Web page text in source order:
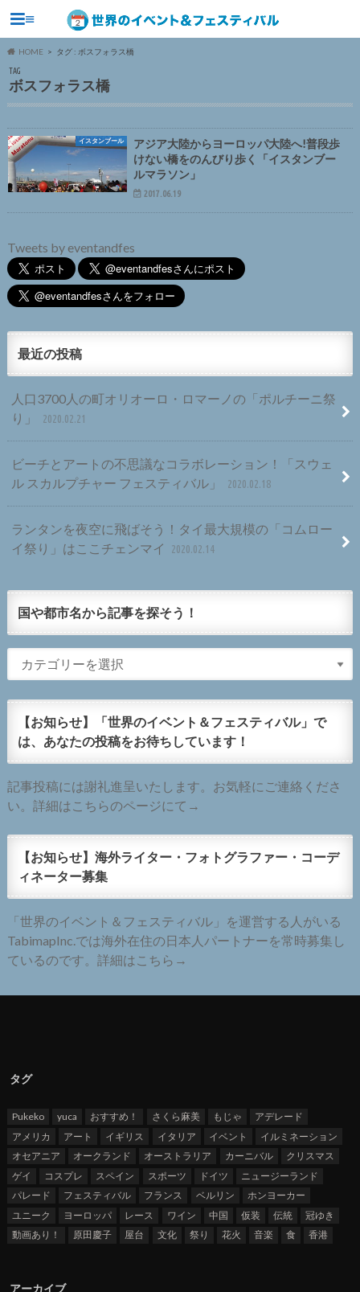
≡
HOME タグ : ボスフォラス橋
TAG
ボスフォラス橋
イスタンブール
アジア大陸からヨーロッパ大陸へ!普段歩
けない橋をのんびり歩く「イスタンブー
ルマラソン」
2017.06.19
Tweets by eventandfes
最近の投稿
人口3700人の町オリオーロ・ロマーノの「ポルチーニ祭
り」
2020.02.21
ビーチとアートの不思議なコラボレーション！「スウェ
ル スカルプチャー フェスティバル」
2020.02.18
ランタンを夜空に飛ばそう！タイ最大規模の「コムロー
イ祭り」はここチェンマイ
2020.02.14
国や都市名から記事を探そう！
【お知らせ】「世界のイベント＆フェスティバル」で
は、あなたの投稿をお待ちしています！
記事投稿には謝礼進呈いたします。お気軽にご連絡くださ
い。詳細はこちらのページにて→
【お知らせ】海外ライター・フォトグラファー・コーデ
ィネーター募集
「世界のイベント＆フェスティバル」を運営する人がいる
TabimapInc.では海外在住の日本人パートナーを常時募集し
ているのです。詳細はこちら→
タグ
Pukeko yuca おすすめ！ さくら麻美 もじゃ
アデレード
アメリカ
アート イギリス イタリア イベント
イルミネーション
オセアニア
オークランド オーストラリア カーニバル
クリスマス
ゲイ
コスプレ スペイン スポーツ ドイツ
ニュージーランド
パレード
フェスティバル フランス ベルリン
ホンヨーカー
ユニーク
ヨーロッパ レース ワイン 中国 仮装 伝統
冠ゆき
動画あり！
原田慶子 屋台 文化 祭り 花火 音楽 食 香港
アーカイブ